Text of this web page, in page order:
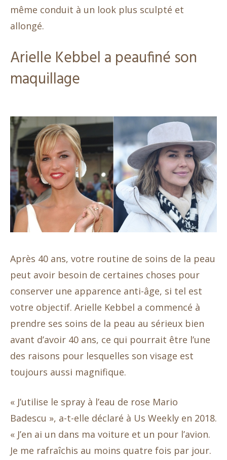
même conduit à un look plus sculpté et
allongé.
Arielle Kebbel a peaufiné son
maquillage
Après 40 ans, votre routine de soins de la peau
peut avoir besoin de certaines choses pour
conserver une apparence anti-âge, si tel est
votre objectif. Arielle Kebbel a commencé à
prendre ses soins de la peau au sérieux bien
avant d’avoir 40 ans, ce qui pourrait être l’une
des raisons pour lesquelles son visage est
toujours aussi magnifique.
« J’utilise le spray à l’eau de rose Mario
Badescu », a-t-elle déclaré à Us Weekly en 2018.
« J’en ai un dans ma voiture et un pour l’avion.
Je me rafraîchis au moins quatre fois par jour.